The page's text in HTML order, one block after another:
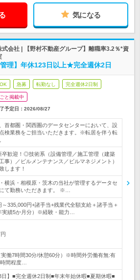
気になる
会社 | 【野村不動産グループ】離職率3.2％*資
管理】年休123日以上★完全週休2日
急募 転勤なし 完全週休2日制
と掲載中
予定日： 2026/08/27
首都圏・関西圏のデータセンターにおいて、設
検業務をご担当いただきます。※転居を伴う転
歓迎！◎技術系（設備管理／施工管理（建築
事）／ビルメンテナンス／ビルマネジメント）
します！
横浜・相模原・茨木の当社が管理するデータセ
て勤務いただきます。 ※…
335,000円+諸手当+残業代全額支給＋諸手当＋
実績5か月分）※経験・能力…
働7時間30分/休憩60分）※時間外労働有無:有
間程度…
日】■完全週休2日制■年末年始休暇■夏期休暇■